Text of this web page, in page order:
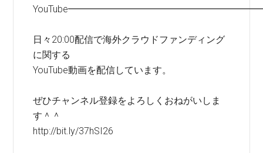
日々20:00配信で海外クラウドファンディング
に関する
YouTube動画を配信しています。
ぜひチャンネル登録をよろしくおねがいしま
す＾＾
http://bit.ly/37hSI26